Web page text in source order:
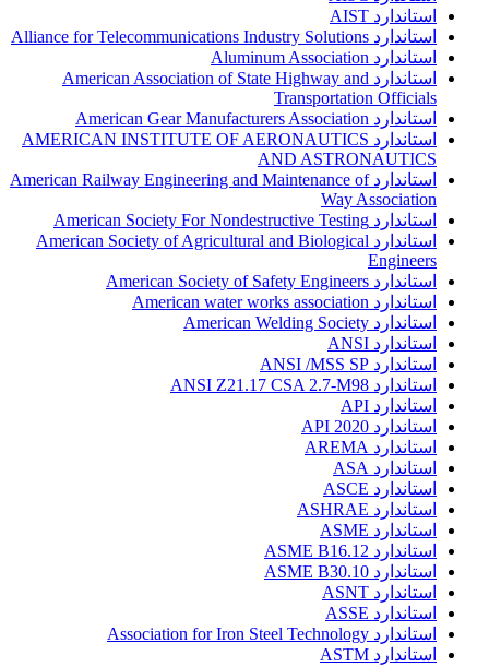
استاندارد AIST
استاندارد Alliance for Telecommunications Industry Solutions
استاندارد Aluminum Association
استاندارد American Association of State Highway and
Transportation Officials
استاندارد American Gear Manufacturers Association
استاندارد AMERICAN INSTITUTE OF AERONAUTICS
AND ASTRONAUTICS
استاندارد American Railway Engineering and Maintenance of
Way Association
استاندارد American Society For Nondestructive Testing
استاندارد American Society of Agricultural and Biological
Engineers
استاندارد American Society of Safety Engineers
استاندارد American water works association
استاندارد American Welding Society
استاندارد ANSI
استاندارد ANSI /MSS SP
استاندارد ANSI Z21.17 CSA 2.7-M98
استاندارد API
استاندارد API 2020
استاندارد AREMA
استاندارد ASA
استاندارد ASCE
استاندارد ASHRAE
استاندارد ASME
استاندارد ASME B16.12
استاندارد ASME B30.10
استاندارد ASNT
استاندارد ASSE
استاندارد Association for Iron Steel Technology
استاندارد ASTM